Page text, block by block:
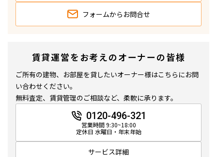
フォームから お問合せ
賃貸運営をお考えのオーナーの皆様
ご所有の建物、お部屋を貸したいオーナー様はこちらにお問
い合わせください。
無料査定、賃貸管理のご相談など、柔軟に承ります。
0120-496-321
営業時間 9:30~18:00
定休日 水曜日・年末年始
サービス詳細